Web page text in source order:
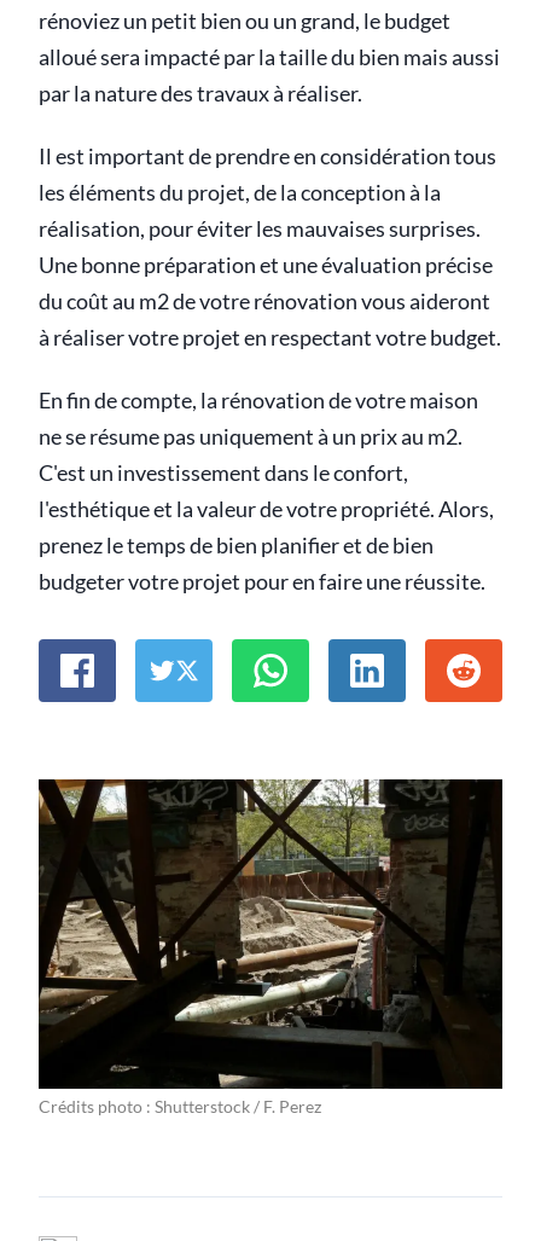
rénoviez un petit bien ou un grand, le budget
alloué sera impacté par la taille du bien mais aussi
par la nature des travaux à réaliser.
Il est important de prendre en considération tous
les éléments du projet, de la conception à la
réalisation, pour éviter les mauvaises surprises.
Une bonne préparation et une évaluation précise
du coût au m2 de votre rénovation vous aideront
à réaliser votre projet en respectant votre budget.
En fin de compte, la rénovation de votre maison
ne se résume pas uniquement à un prix au m2.
C'est un investissement dans le confort,
l'esthétique et la valeur de votre propriété. Alors,
prenez le temps de bien planifier et de bien
budgeter votre projet pour en faire une réussite.
Crédits photo : Shutterstock / F. Perez